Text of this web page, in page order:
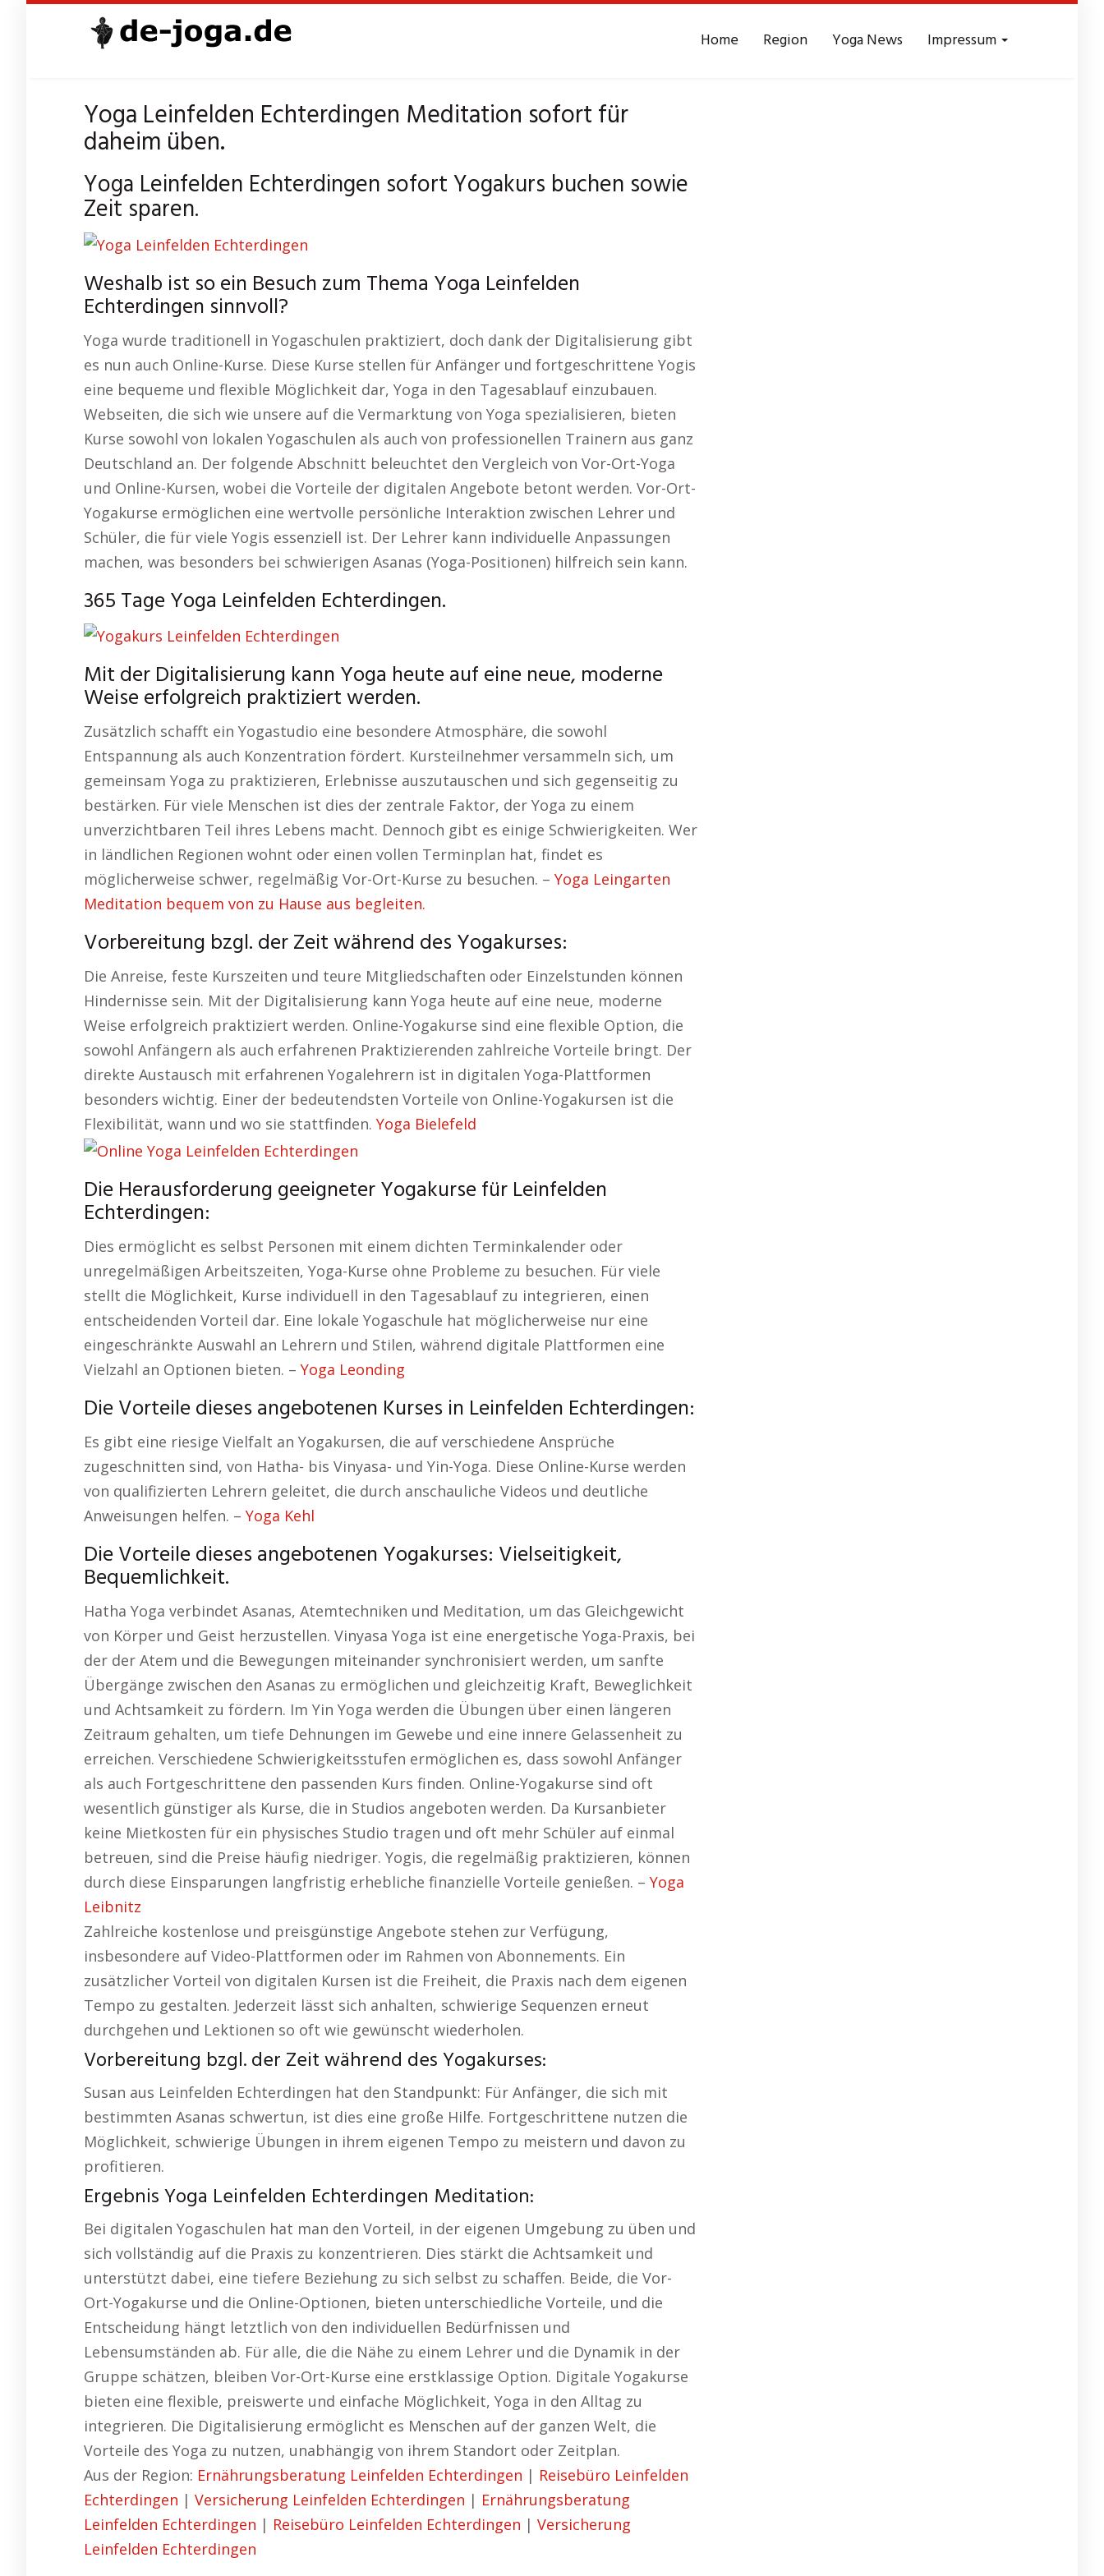
Home Region Yoga News Impressum
Yoga Leinfelden Echterdingen Meditation sofort für
daheim üben.
Yoga Leinfelden Echterdingen sofort Yogakurs buchen sowie
Zeit sparen.
Weshalb ist so ein Besuch zum Thema Yoga Leinfelden
Echterdingen sinnvoll?
Yoga wurde traditionell in Yogaschulen praktiziert, doch dank der Digitalisierung gibt
es nun auch Online-Kurse. Diese Kurse stellen für Anfänger und fortgeschrittene Yogis
eine bequeme und flexible Möglichkeit dar, Yoga in den Tagesablauf einzubauen.
Webseiten, die sich wie unsere auf die Vermarktung von Yoga spezialisieren, bieten
Kurse sowohl von lokalen Yogaschulen als auch von professionellen Trainern aus ganz
Deutschland an. Der folgende Abschnitt beleuchtet den Vergleich von Vor-Ort-Yoga
und Online-Kursen, wobei die Vorteile der digitalen Angebote betont werden. Vor-Ort-
Yogakurse ermöglichen eine wertvolle persönliche Interaktion zwischen Lehrer und
Schüler, die für viele Yogis essenziell ist. Der Lehrer kann individuelle Anpassungen
machen, was besonders bei schwierigen Asanas (Yoga-Positionen) hilfreich sein kann.
365 Tage Yoga Leinfelden Echterdingen.
Mit der Digitalisierung kann Yoga heute auf eine neue, moderne
Weise erfolgreich praktiziert werden.
Zusätzlich schafft ein Yogastudio eine besondere Atmosphäre, die sowohl
Entspannung als auch Konzentration fördert. Kursteilnehmer versammeln sich, um
gemeinsam Yoga zu praktizieren, Erlebnisse auszutauschen und sich gegenseitig zu
bestärken. Für viele Menschen ist dies der zentrale Faktor, der Yoga zu einem
unverzichtbaren Teil ihres Lebens macht. Dennoch gibt es einige Schwierigkeiten. Wer
in ländlichen Regionen wohnt oder einen vollen Terminplan hat, findet es
möglicherweise schwer, regelmäßig Vor-Ort-Kurse zu besuchen. – Yoga Leingarten
Meditation bequem von zu Hause aus begleiten.
Vorbereitung bzgl. der Zeit während des Yogakurses:
Die Anreise, feste Kurszeiten und teure Mitgliedschaften oder Einzelstunden können
Hindernisse sein. Mit der Digitalisierung kann Yoga heute auf eine neue, moderne
Weise erfolgreich praktiziert werden. Online-Yogakurse sind eine flexible Option, die
sowohl Anfängern als auch erfahrenen Praktizierenden zahlreiche Vorteile bringt. Der
direkte Austausch mit erfahrenen Yogalehrern ist in digitalen Yoga-Plattformen
besonders wichtig. Einer der bedeutendsten Vorteile von Online-Yogakursen ist die
Flexibilität, wann und wo sie stattfinden. Yoga Bielefeld
Die Herausforderung geeigneter Yogakurse für Leinfelden
Echterdingen:
Dies ermöglicht es selbst Personen mit einem dichten Terminkalender oder
unregelmäßigen Arbeitszeiten, Yoga-Kurse ohne Probleme zu besuchen. Für viele
stellt die Möglichkeit, Kurse individuell in den Tagesablauf zu integrieren, einen
entscheidenden Vorteil dar. Eine lokale Yogaschule hat möglicherweise nur eine
eingeschränkte Auswahl an Lehrern und Stilen, während digitale Plattformen eine
Vielzahl an Optionen bieten. – Yoga Leonding
Die Vorteile dieses angebotenen Kurses in Leinfelden Echterdingen:
Es gibt eine riesige Vielfalt an Yogakursen, die auf verschiedene Ansprüche
zugeschnitten sind, von Hatha- bis Vinyasa- und Yin-Yoga. Diese Online-Kurse werden
von qualifizierten Lehrern geleitet, die durch anschauliche Videos und deutliche
Anweisungen helfen. – Yoga Kehl
Die Vorteile dieses angebotenen Yogakurses: Vielseitigkeit,
Bequemlichkeit.
Hatha Yoga verbindet Asanas, Atemtechniken und Meditation, um das Gleichgewicht
von Körper und Geist herzustellen. Vinyasa Yoga ist eine energetische Yoga-Praxis, bei
der der Atem und die Bewegungen miteinander synchronisiert werden, um sanfte
Übergänge zwischen den Asanas zu ermöglichen und gleichzeitig Kraft, Beweglichkeit
und Achtsamkeit zu fördern. Im Yin Yoga werden die Übungen über einen längeren
Zeitraum gehalten, um tiefe Dehnungen im Gewebe und eine innere Gelassenheit zu
erreichen. Verschiedene Schwierigkeitsstufen ermöglichen es, dass sowohl Anfänger
als auch Fortgeschrittene den passenden Kurs finden. Online-Yogakurse sind oft
wesentlich günstiger als Kurse, die in Studios angeboten werden. Da Kursanbieter
keine Mietkosten für ein physisches Studio tragen und oft mehr Schüler auf einmal
betreuen, sind die Preise häufig niedriger. Yogis, die regelmäßig praktizieren, können
durch diese Einsparungen langfristig erhebliche finanzielle Vorteile genießen. – Yoga
Leibnitz
Zahlreiche kostenlose und preisgünstige Angebote stehen zur Verfügung,
insbesondere auf Video-Plattformen oder im Rahmen von Abonnements. Ein
zusätzlicher Vorteil von digitalen Kursen ist die Freiheit, die Praxis nach dem eigenen
Tempo zu gestalten. Jederzeit lässt sich anhalten, schwierige Sequenzen erneut
durchgehen und Lektionen so oft wie gewünscht wiederholen.
Vorbereitung bzgl. der Zeit während des Yogakurses:
Susan aus Leinfelden Echterdingen hat den Standpunkt: Für Anfänger, die sich mit
bestimmten Asanas schwertun, ist dies eine große Hilfe. Fortgeschrittene nutzen die
Möglichkeit, schwierige Übungen in ihrem eigenen Tempo zu meistern und davon zu
profitieren.
Ergebnis Yoga Leinfelden Echterdingen Meditation:
Bei digitalen Yogaschulen hat man den Vorteil, in der eigenen Umgebung zu üben und
sich vollständig auf die Praxis zu konzentrieren. Dies stärkt die Achtsamkeit und
unterstützt dabei, eine tiefere Beziehung zu sich selbst zu schaffen. Beide, die Vor-
Ort-Yogakurse und die Online-Optionen, bieten unterschiedliche Vorteile, und die
Entscheidung hängt letztlich von den individuellen Bedürfnissen und
Lebensumständen ab. Für alle, die die Nähe zu einem Lehrer und die Dynamik in der
Gruppe schätzen, bleiben Vor-Ort-Kurse eine erstklassige Option. Digitale Yogakurse
bieten eine flexible, preiswerte und einfache Möglichkeit, Yoga in den Alltag zu
integrieren. Die Digitalisierung ermöglicht es Menschen auf der ganzen Welt, die
Vorteile des Yoga zu nutzen, unabhängig von ihrem Standort oder Zeitplan.
Aus der Region: Ernährungsberatung Leinfelden Echterdingen | Reisebüro Leinfelden
Echterdingen | Versicherung Leinfelden Echterdingen | Ernährungsberatung
Leinfelden Echterdingen | Reisebüro Leinfelden Echterdingen | Versicherung
Leinfelden Echterdingen